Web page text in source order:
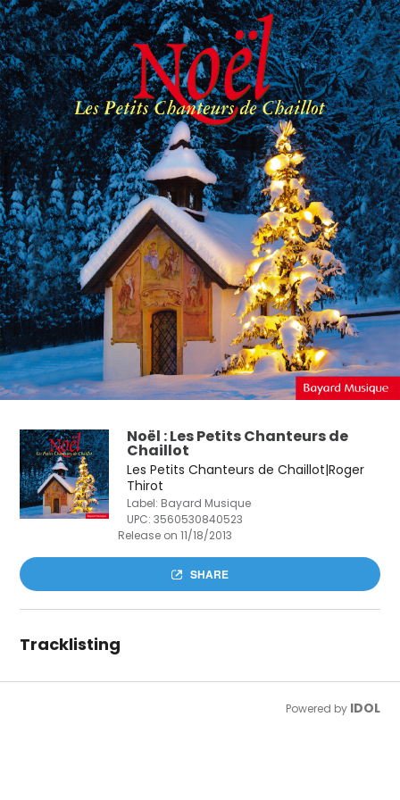
Noël : Les Petits Chanteurs de
Chaillot
Les Petits Chanteurs de Chaillot|Roger
Thirot
Label: Bayard Musique
UPC:3560530840523
Release on 11/18/2013
SHARE
Tracklisting
Powered by IDOL